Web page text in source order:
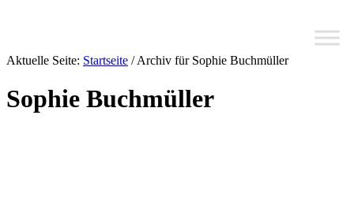
Aktuelle Seite: Startseite /Archiv für Sophie Buchmüller
Sophie Buchmüller